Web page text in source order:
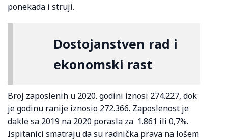
ponekada i struji.
Dostojanstven rad i
ekonomski rast
Broj zaposlenih u 2020. godini iznosi 274.227, dok
je godinu ranije iznosio 272.366. Zaposlenost je
dakle sa 2019 na 2020 porasla za 1.861 ili 0,7%.
Ispitanici smatraju da su radnička prava na lošem